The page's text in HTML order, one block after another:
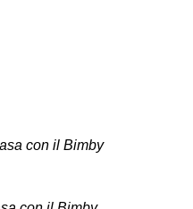
con il Bimby